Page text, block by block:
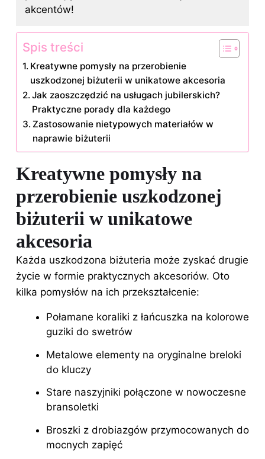
akcentów!
Spis treści
Kreatywne pomysły na przerobienie
uszkodzonej biżuterii w unikatowe akcesoria
Jak zaoszczędzić na usługach jubilerskich?
Praktyczne porady dla każdego
Zastosowanie nietypowych materiałów w
naprawie biżuterii
Kreatywne pomysły na
przerobienie uszkodzonej
biżuterii w unikatowe
akcesoria
Każda uszkodzona biżuteria może zyskać drugie
życie w formie praktycznych akcesoriów. Oto
kilka pomysłów na ich przekształcenie:
Połamane koraliki z łańcuszka na kolorowe
guziki do swetrów
Metalowe elementy na oryginalne breloki
do kluczy
Stare naszyjniki połączone w nowoczesne
bransoletki
Broszki z drobiazgów przymocowanych do
mocnych zapięć